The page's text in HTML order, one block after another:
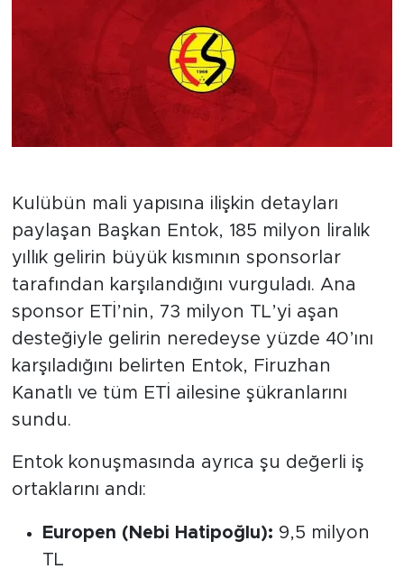
Kulübün mali yapısına ilişkin detayları
paylaşan Başkan Entok, 185 milyon liralık
yıllık gelirin büyük kısmının sponsorlar
tarafından karşılandığını vurguladı. Ana
sponsor ETİ’nin, 73 milyon TL’yi aşan
desteğiyle gelirin neredeyse yüzde 40’ını
karşıladığını belirten Entok, Firuzhan
Kanatlı ve tüm ETİ ailesine şükranlarını
sundu.
Entok konuşmasında ayrıca şu değerli iş
ortaklarını andı:
Europen (Nebi Hatipoğlu): 9,5 milyon
TL